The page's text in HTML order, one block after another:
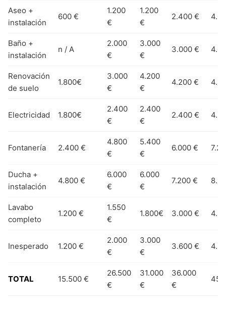
Aseo +
instalación
600 €
1.200
€
1.200
€
2.400 €
Baño +
instalación
n / A
2.000
€
3.000
€
3.000 €
Renovación
de suelo
1.800€
3.000
€
4.200
€
4.200 €
Electricidad 1.800€
2.400
€
2.400
€
2.400 €
Fontanería 2.400 €
4.800
€
5.400
€
6.000 €
Ducha +
instalación
4.800 €
6.000
€
6.000
€
7.200 €
Lavabo
completo
1.200 €
1.550
€
1.800€ 3.000 €
Inesperado 1.200 €
2.000
€
3.000
€
3.600 €
TOTAL 15.500 €
26.500
€
31.000
€
36.000
€